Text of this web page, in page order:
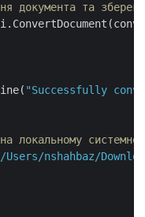
документа та
"Successfully
локальному
Users/nshahbaz/